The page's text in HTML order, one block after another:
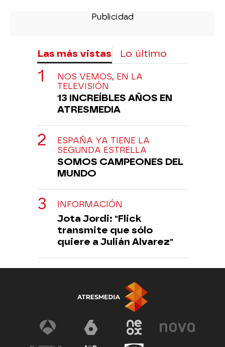
Las más vistas Lo último
NOS VEMOS, EN LA
TELEVISIÓN
13 INCREÍBLES AÑOS EN
ATRESMEDIA
ESPAÑA YA TIENE LA
SEGUNDA ESTRELLA
SOMOS CAMPEONES DEL
MUNDO
INFORMACIÓN
Jota Jordi: "Flick
transmite que sólo
quiere a Julián Alvarez"